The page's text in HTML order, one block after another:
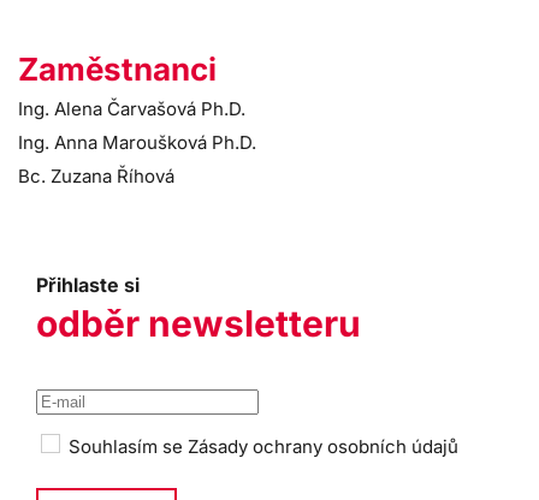
Zaměstnanci
Ing. Alena Čarvašová Ph.D.
Ing. Anna Maroušková Ph.D.
Bc. Zuzana Říhová
Přihlaste si
odběr newsletteru
Souhlasím se Zásady ochrany osobních údajů